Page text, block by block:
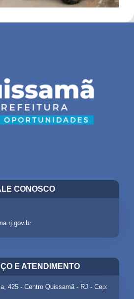
CONOSCO
E ATENDIMENTO
425 - Centro Quissamã - RJ - Cep: